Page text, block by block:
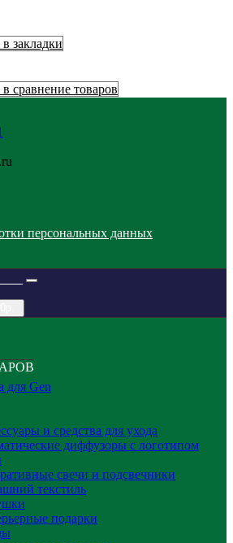
закладки
сравнение товаров
персональных данных
для Gen
и средства для ухода
диффузоры с логотипом
свечи и подсвечники
текстиль
подарки